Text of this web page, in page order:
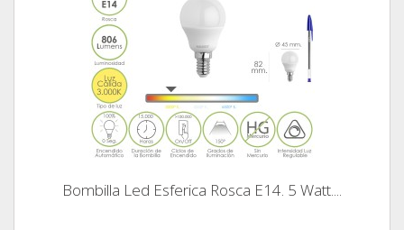
Bombilla Led Esferica Rosca E14. 5 Watt....